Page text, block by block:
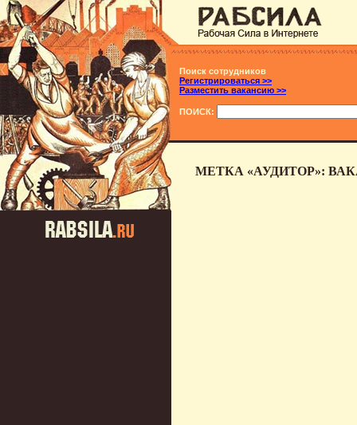
Поиск сотрудников
Регистрироваться >>
Разместить вакансию >>
ПОИСК:
МЕТКА «АУДИТОР»: